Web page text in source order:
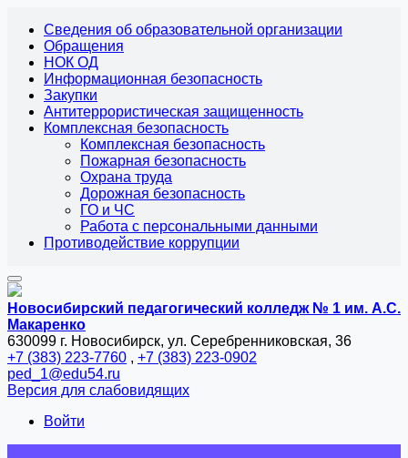
Сведения об образовательной организации
Обращения
НОК ОД
Информационная безопасность
Закупки
Антитеррористическая защищенность
Комплексная безопасность
Комплексная безопасность
Пожарная безопасность
Охрана труда
Дорожная безопасность
ГО и ЧС
Работа с персональными данными
Противодействие коррупции
Новосибирский педагогический колледж № 1 им. А.С.
Макаренко
630099 г. Новосибирск, ул. Серебренниковская, 36
+7 (383) 223-7760 , +7 (383) 223-0902
ped_1@edu54.ru
Версия для слабовидящих
Войти